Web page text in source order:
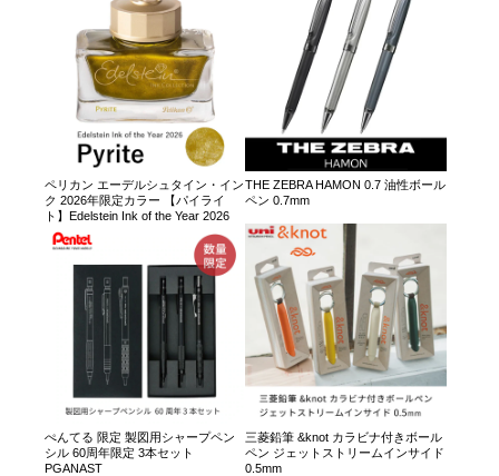
ペリカン エーデルシュタイン・イン
ク 2026年限定カラー 【パイライ
ト】Edelstein Ink of the Year 2026
THE ZEBRA HAMON 0.7 油性ボール
ペン 0.7mm
ぺんてる 限定 製図用シャープペン
シル 60周年限定 3本セット
PGANAST
三菱鉛筆 &knot カラビナ付きボール
ペン ジェットストリームインサイド
0.5mm